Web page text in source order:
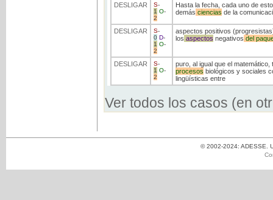
DESLIGAR S-
1 O-
2
Hasta la fecha, cada uno de
demás ciencias de la
DESLIGAR S-
0 D-
1 O-
2
aspectos positivos
los aspectos negativos del
DESLIGAR S-
1 O-
2
puro, al igual que el
procesos biológicos y sociales
lingüísticas entre
Ver todos los casos (en
© 2002-2024: ADESSE.